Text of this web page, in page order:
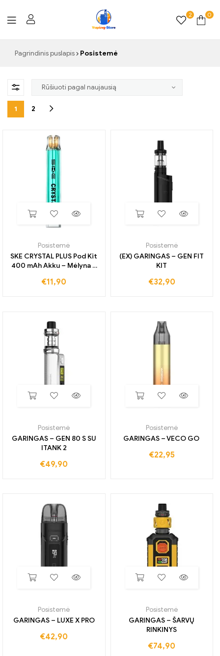
2 0
Pagrindinis puslapis Posistemė
1 2
Posistemė
SKE CRYSTAL PLUS Pod Kit
400 mAh Akku – Mėlyna +
20mg nikotino
€11,90
Posistemė
(EX) GARINGAS – GEN FIT
KIT
€32,90
Posistemė
GARINGAS – GEN 80 S SU
ITANK 2
€49,90
Posistemė
GARINGAS – VECO GO
€22,95
Posistemė
GARINGAS – LUXE X PRO
€42,90
Posistemė
GARINGAS – ŠARVŲ
RINKINYS
€74,90